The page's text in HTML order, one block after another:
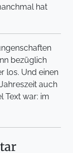
hat
bezüglich
los. Und einen
auch
Text war: im